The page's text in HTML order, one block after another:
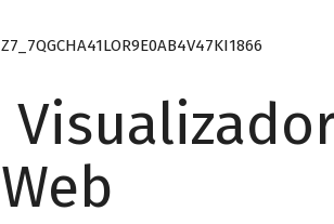
Z7_7QGCHA41LOR9E0AB4V47KI1866
Web